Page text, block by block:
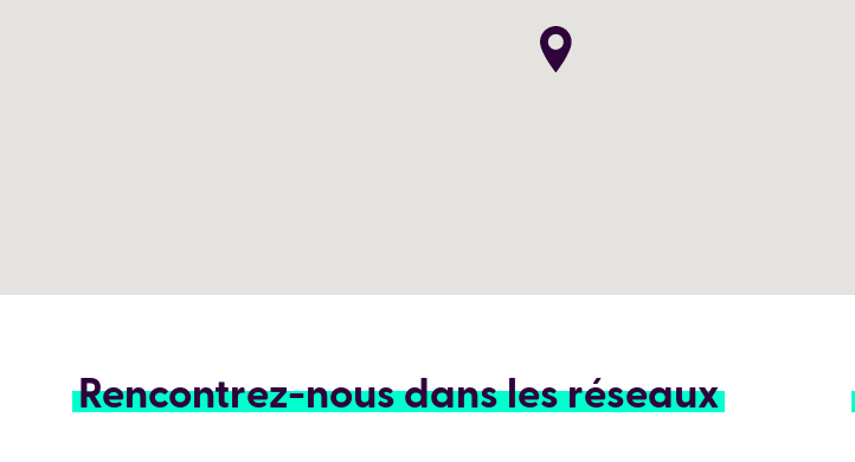
Rencontrez-nous dans les réseaux